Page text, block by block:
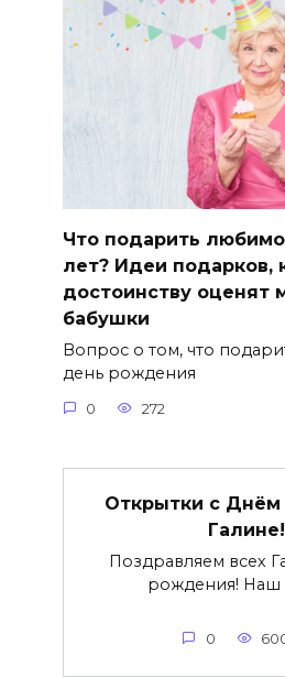
Что подарить
лет? Идеи подарков,
достоинству оценят
бабушки
Вопрос о том, что
день рождения
0 272
Открытки с
Галине!
Поздравляем всех
рождения! Наш
0